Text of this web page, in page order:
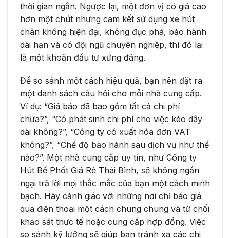
thời gian ngắn. Ngược lại, một đơn vị có giá cao
hơn một chút nhưng cam kết sử dụng xe hút
chân không hiện đại, không đục phá, bảo hành
dài hạn và có đội ngũ chuyên nghiệp, thì đó lại
là một khoản đầu tư xứng đáng.
Để so sánh một cách hiệu quả, bạn nên đặt ra
một danh sách câu hỏi cho mỗi nhà cung cấp.
Ví dụ: “Giá báo đã bao gồm tất cả chi phí
chưa?”, “Có phát sinh chi phí cho việc kéo dây
dài không?”, “Công ty có xuất hóa đơn VAT
không?”, “Chế độ bảo hành sau dịch vụ như thế
nào?”. Một nhà cung cấp uy tín, như Công ty
Hút Bể Phốt Giá Rẻ Thái Bình, sẽ không ngần
ngại trả lời mọi thắc mắc của bạn một cách minh
bạch. Hãy cảnh giác với những nơi chỉ báo giá
qua điện thoại một cách chung chung và từ chối
khảo sát thực tế hoặc cung cấp hợp đồng. Việc
so sánh kỹ lưỡng sẽ giúp bạn tránh xa các chi